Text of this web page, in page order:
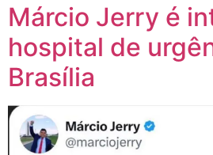
Márcio Jerry é
hospital de
Brasília